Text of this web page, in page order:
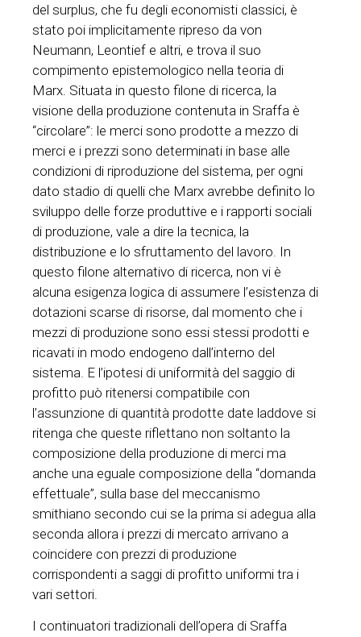
del surplus, che fu degli economisti classici, è
stato poi implicitamente ripreso da von
Neumann, Leontief e altri, e trova il suo
compimento epistemologico nella teoria di
Marx. Situata in questo filone di ricerca, la
visione della produzione contenuta in Sraffa è
“circolare”: le merci sono prodotte a mezzo di
merci e i prezzi sono determinati in base alle
condizioni di riproduzione del sistema, per ogni
dato stadio di quelli che Marx avrebbe definito lo
sviluppo delle forze produttive e i rapporti sociali
di produzione, vale a dire la tecnica, la
distribuzione e lo sfruttamento del lavoro. In
questo filone alternativo di ricerca, non vi è
alcuna esigenza logica di assumere l’esistenza di
dotazioni scarse di risorse, dal momento che i
mezzi di produzione sono essi stessi prodotti e
ricavati in modo endogeno dall’interno del
sistema. E l’ipotesi di uniformità del saggio di
profitto può ritenersi compatibile con
l’assunzione di quantità prodotte date laddove si
ritenga che queste riflettano non soltanto la
composizione della produzione di merci ma
anche una eguale composizione della “domanda
effettuale”, sulla base del meccanismo
smithiano secondo cui se la prima si adegua alla
seconda allora i prezzi di mercato arrivano a
coincidere con prezzi di produzione
corrispondenti a saggi di profitto uniformi tra i
vari settori.
I continuatori tradizionali dell’opera di Sraffa